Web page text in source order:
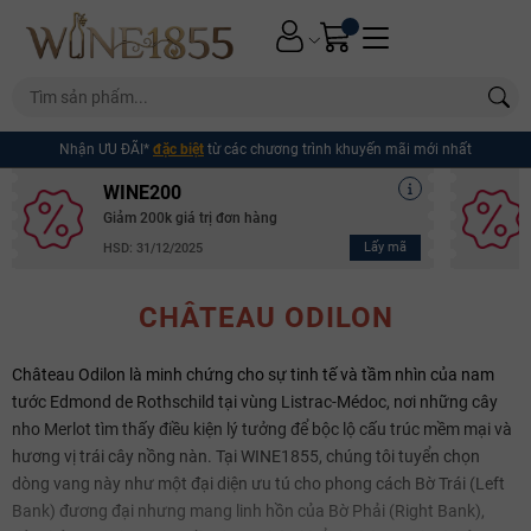
Nhận ƯU ĐÃI* đặc biệt từ các chương trình khuyến mãi mới nhất
WINE200
Giảm 200k giá trị đơn hàng
HSD: 31/12/2025 Lấy mã
CHÂTEAU ODILON
Château Odilon là minh chứng cho sự tinh tế và tầm nhìn của nam
tước Edmond de Rothschild tại vùng Listrac-Médoc, nơi những cây
nho Merlot tìm thấy điều kiện lý tưởng để bộc lộ cấu trúc mềm mại và
hương vị trái cây nồng nàn. Tại WINE1855, chúng tôi tuyển chọn
dòng vang này như một đại diện ưu tú cho phong cách Bờ Trái (Left
Bank) đương đại nhưng mang linh hồn của Bờ Phải (Right Bank),